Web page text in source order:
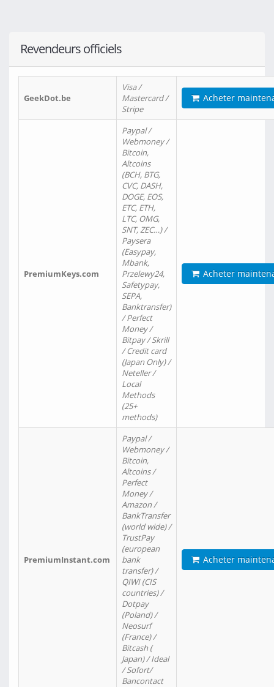
Revendeurs officiels
GeekDot.be
Visa /
Mastercard /
Stripe
Acheter
PremiumKeys.com
Paypal /
Webmoney /
Bitcoin,
Altcoins
(BCH, BTG,
CVC, DASH,
DOGE, EOS,
ETC, ETH,
LTC, OMG,
SNT, ZEC…) /
Paysera
(Easypay,
Mbank,
Przelewy24,
Safetypay,
SEPA,
Banktransfer)
/ Perfect
Money /
Bitpay / Skrill
/ Credit card
(Japan Only) /
Neteller /
Local
Methods
(25+
methods)
Acheter
PremiumInstant.com
Paypal /
Webmoney /
Bitcoin,
Altcoins /
Perfect
Money /
Amazon /
BankTransfer
(world wide) /
TrustPay
(european
bank
transfer) /
QIWI (CIS
countries) /
Dotpay
(Poland) /
Neosurf
(France) /
Bitcash (
Japan) / Ideal
/ Sofort/
Bancontact
Acheter